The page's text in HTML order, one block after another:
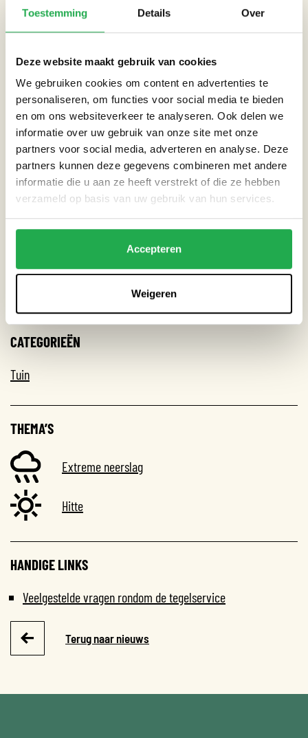
Toestemming Details Over
Deze website maakt gebruik van cookies
We gebruiken cookies om content en advertenties te
personaliseren, om functies voor social media te bieden
en om ons websiteverkeer te analyseren. Ook delen we
informatie over uw gebruik van onze site met onze
partners voor social media, adverteren en analyse. Deze
partners kunnen deze gegevens combineren met andere
informatie die u aan ze heeft verstrekt of die ze hebben
verzameld op basis van uw gebruik van hun services.
Accepteren
Weigeren
belangrijk voor jezelf en voor de stad.
WIL JE MEER WETEN?
Kijk voor meer informatie over wat je zelf kunt doen en wie
jou daarbij kunnen helpen.
Wil je ook aan de slag met meer groen rond jouw huis of
buurt? Kijk eens naar deze tips voorhulp voor een groenere
tuin
Ook de gemeente Amsterdam heeft verschillende
mogelijkhedenom bij te dragen aan een groene stad.
onze
CATEGORIEËN
Tuin
THEMA’S
Extreme neerslag
Hitte
HANDIGE LINKS
Veelgestelde vragen rondom de tegelservice
Terug naar nieuws